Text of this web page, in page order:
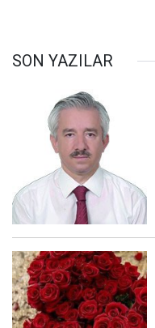
SON YAZILAR